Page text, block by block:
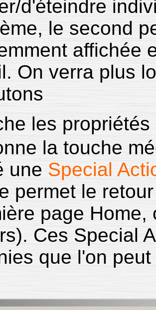
d'éteindre
le second
affichée
On verra plus
les
la touche
une Special
permet le
page
Ces Special
que l'on